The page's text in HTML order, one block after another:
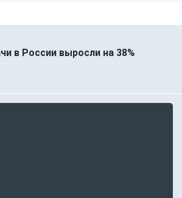
в России выросли на 38%